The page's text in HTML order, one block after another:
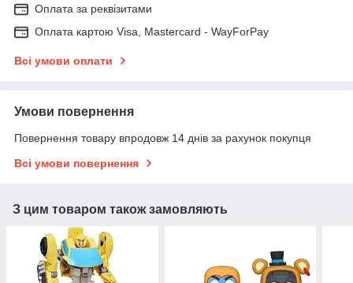
Оплата за реквізитами
Оплата картою Visa, Mastercard - WayForPay
Всі умови оплати
Умови повернення
Повернення товару впродовж 14 днів за рахунок покупця
Всі умови повернення
З цим товаром також замовляють